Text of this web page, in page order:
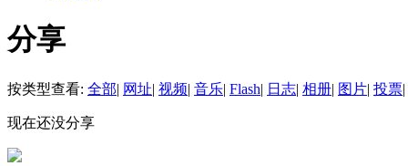
分享
按类型查看: 全部| 网址| 视频| 音乐| Flash| 日志| 相册| 图片| 投票|
现在还没分享